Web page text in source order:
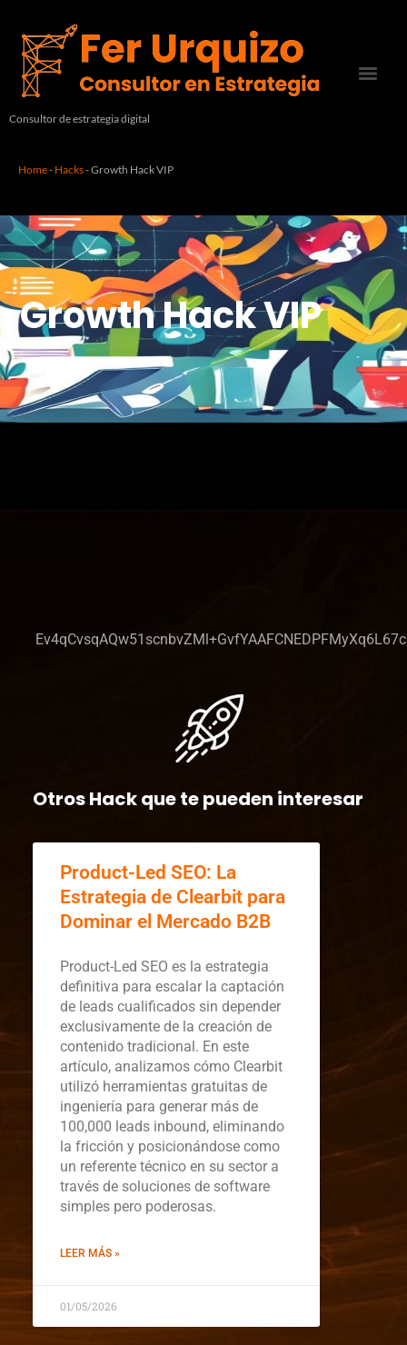
Consultor de estrategia digital
Home- Hacks-Growth Hack VIP
Growth Hack VIP
Otros Hack que te pueden interesar
Product-Led SEO: La
Estrategia de Clearbit para
Dominar el Mercado B2B
Product-Led SEO es la estrategia
definitiva para escalar la captación
de leads cualificados sin depender
exclusivamente de la creación de
contenido tradicional. En este
artículo, analizamos cómo Clearbit
utilizó herramientas gratuitas de
ingeniería para generar más de
100,000 leads inbound, eliminando
la fricción y posicionándose como
un referente técnico en su sector a
través de soluciones de software
simples pero poderosas.
LEER MÁS »
01/05/2026